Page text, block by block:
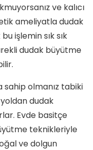
ve kalıcı
ameliyatla dudak
işlemin sık sık
dudak büyütme
sahip olmanız tabiki
dudak
Evde basitçe
teknikleriyle
ve dolgun